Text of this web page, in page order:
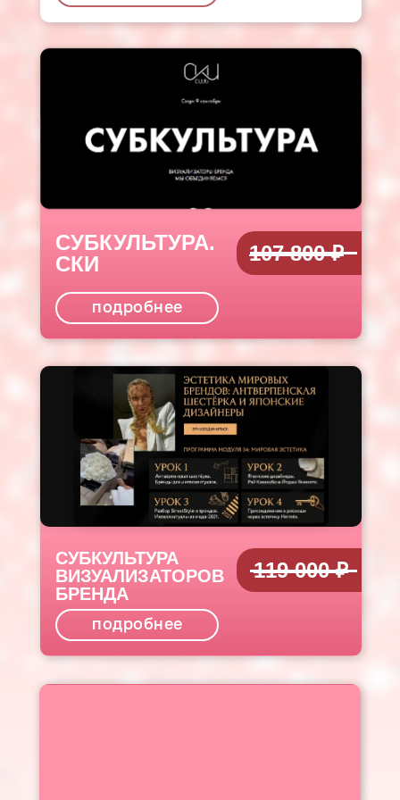
СУБКУЛЬТУРА.
СКИ
подробнее
107 800 ₽
СУБКУЛЬТУРА
ВИЗУАЛИЗАТОРОВ
БРЕНДА
подробнее
119 000 ₽